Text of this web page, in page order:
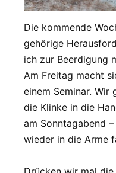
Die kommende
gehörige
ich zur Beerdigung
Am Freitag macht
einem Seminar. Wir
die Klinke in die
am Sonntagabend
wieder in die Arme